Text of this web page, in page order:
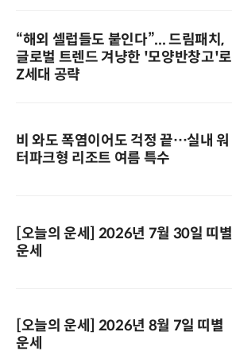
“해외 셀럽들도 붙인다”... 드림패치,
글로벌 트렌드 겨냥한 '모양반창고'로
Z세대 공략
비 와도 폭염이어도 걱정 끝…실내 워
터파크형 리조트 여름 특수
[오늘의 운세] 2026년 7월 30일 띠별
운세
[오늘의 운세] 2026년 8월 7일 띠별
운세